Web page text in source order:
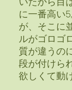
に一番高い
が、そこに
ルがゴロゴ
質が違うの
段が付けら
欲しくて動